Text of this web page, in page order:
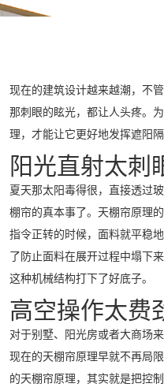
现在的建筑设计越来越潮，不
那刺眼的眩光，都让人头疼。
理，才能让它更好地发挥遮阳
阳光直射太刺
夏天那太阳毒得很，直接透过
棚帘的真本事了。天棚帘原理
指令正转的时候，面料就平稳
了防止面料在展开过程中塌下
这种机械结构打下了好底子。
高空操作太费
对于别墅、阳光房或者大商场
现在的天棚帘原理早就不再局
的天棚帘原理，其实就是把控